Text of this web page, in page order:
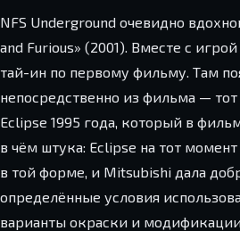
NFS Underground очевидно
and Furious» (2001). Вместе с
тай-ин по первому фильму. Там
непосредственно из фильма —
Eclipse 1995 года, который в
в чём штука: Eclipse на тот
в той форме, и Mitsubishi дала
определённые условия
варианты окраски и